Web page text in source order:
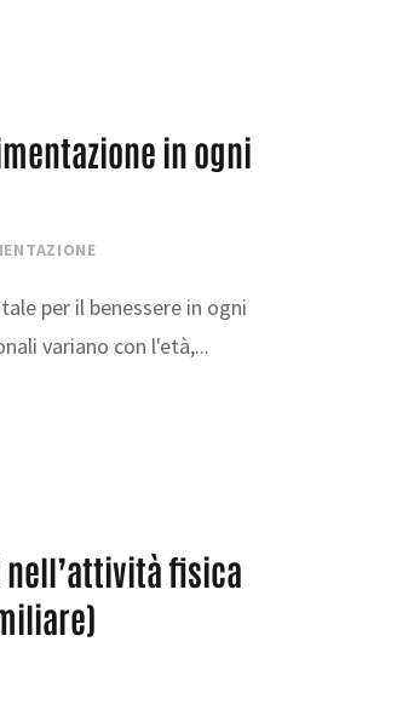
in ogni
per il benessere in ogni
variano con l'età,...
nell’attività fisica